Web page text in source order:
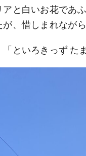
と白いお花であ
、惜しまれなが
といろきっず た